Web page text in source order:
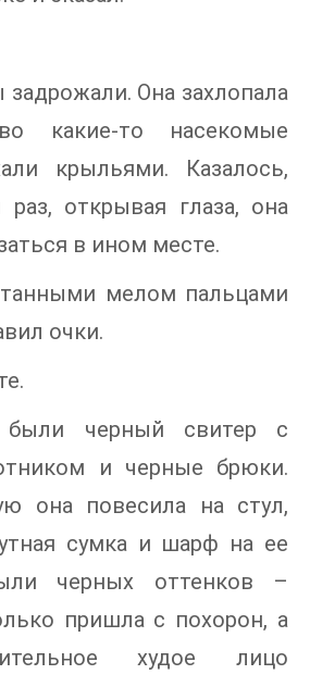
Она захлопала
какие-то насекомые
крыльями. Казалось,
открывая глаза, она
в ином месте.
мелом пальцами
очки.
черный свитер с
и черные брюки.
она повесила на стул,
сумка и шарф на ее
черных оттенков –
пришла с похорон, а
худое лицо